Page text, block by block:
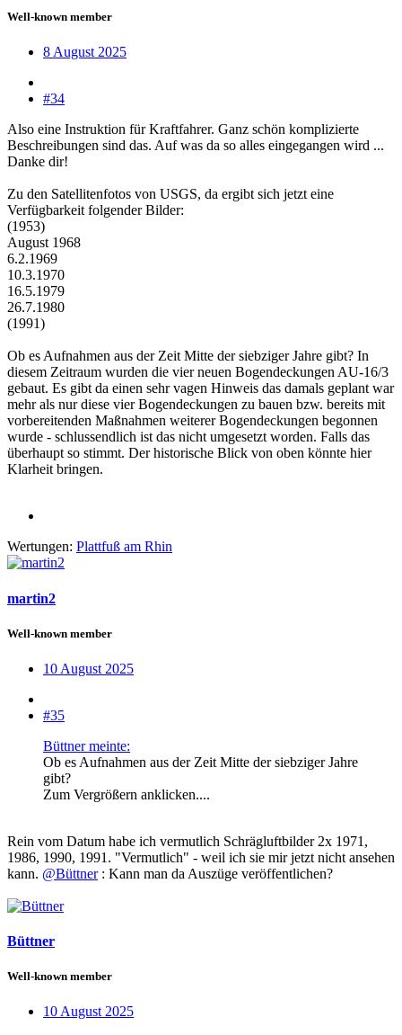
Well-known member
8 August 2025
#34
Also eine Instruktion für Kraftfahrer. Ganz schön komplizierte
Beschreibungen sind das. Auf was da so alles eingegangen wird ...
Danke dir!
Zu den Satellitenfotos von USGS, da ergibt sich jetzt eine
Verfügbarkeit folgender Bilder:
(1953)
August 1968
6.2.1969
10.3.1970
16.5.1979
26.7.1980
(1991)
Ob es Aufnahmen aus der Zeit Mitte der siebziger Jahre gibt? In
diesem Zeitraum wurden die vier neuen Bogendeckungen AU-16/3
gebaut. Es gibt da einen sehr vagen Hinweis das damals geplant war
mehr als nur diese vier Bogendeckungen zu bauen bzw. bereits mit
vorbereitenden Maßnahmen weiterer Bogendeckungen begonnen
wurde - schlussendlich ist das nicht umgesetzt worden. Falls das
überhaupt so stimmt. Der historische Blick von oben könnte hier
Klarheit bringen.
Wertungen: Plattfuß am Rhin
martin2
Well-known member
10 August 2025
#35
Büttner meinte:
Ob es Aufnahmen aus der Zeit Mitte der siebziger Jahre
gibt?
Zum Vergrößern anklicken....
Rein vom Datum habe ich vermutlich Schrägluftbilder 2x 1971,
1986, 1990, 1991. "Vermutlich" - weil ich sie mir jetzt nicht ansehen
kann. @Büttner: Kann man da Auszüge veröffentlichen?
Büttner
Well-known member
10 August 2025